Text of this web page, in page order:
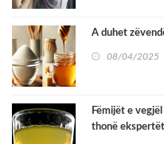
A duhet
08/04/2025
Fëmijët e
thonë ekspertët